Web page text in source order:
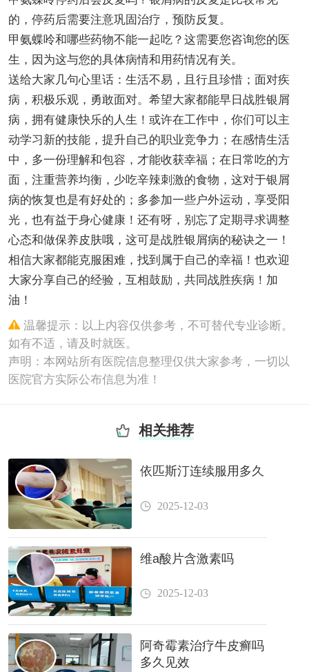
的，停药后需要注意巩固治疗，预防反复。
甲氨蝶呤和哪些药物不能一起吃？这需要您咨询您的医
生，因为这与您的具体病情和用药情况有关。
送给大家几句心里话：生活不易，且行且珍惜；面对疾
病，积极乐观，勇敢面对。希望大家都能早日战胜银屑
病，拥有健康快乐的人生！或许在工作中，你们可以主
动学习新的技能，提升自己的职业竞争力；在感情生活
中，多一份理解和包容，才能收获幸福；在日常吃的方
面，注重营养均衡，少吃辛辣刺激的食物，这对于银屑
病的恢复也是有好处的；多参加一些户外运动，享受阳
光，也有益于身心健康！还有呀，别忘了定期寻求调整
心态和做保养皮肤哦，这可是战胜银屑病的秘诀之一！
相信大家都能克服困难，找到属于自己的幸福！也欢迎
大家分享自己的经验，互相鼓励，共同战胜疾病！加
油！
温馨提示：以上内容仅供参考，不可替代专业诊断。
如有不适，请及时就医。
声明：本网站所有医院信息整理仅供大家参考，一切以
医院官方实际公布信息为准！
相关推荐
依匹斯汀连续服用多久
2025-12-03
维a酸片含激素吗
2025-12-03
阿奇霉素治疗牛皮癣吗
多久见效